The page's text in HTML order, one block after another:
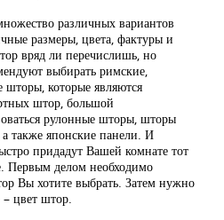
различных вариантов
размеры, цвета, фактуры и
вряд ли перечислишь, но
выбирать римские,
шторы, которые являются
штор, большой
рулонные шторы, шторы
также японские панели. И
придадут Вашей комнате тот
Первым делом необходимо
Вы хотите выбрать. Затем нужно
– цвет штор.